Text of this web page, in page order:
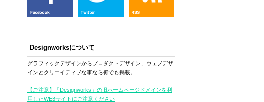
Designworksについて
グラフィックデザインからプロダクトデザイン、ウェブデザ
インとクリエイティブな事なら何でも掲載。
【ご注意】「Designworks」の旧ホームページドメインを利
用したWEBサイトにご注意ください